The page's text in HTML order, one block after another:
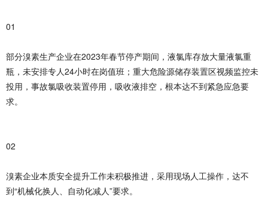
01
部分溴素生产企业在2023年春节停产期间，液氯库存放大量液氯重
瓶，未安排专人24小时在岗值班；重大危险源储存装置区视频监控未
投用，事故氯吸收装置停用，吸收液排空，根本达不到紧急应急要
求。
02
溴素企业本质安全提升工作未积极推进，采用现场人工操作，达不
到“机械化换人、自动化减人”要求。